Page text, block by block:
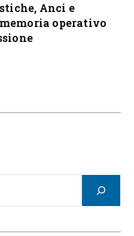
Anci e
operativo